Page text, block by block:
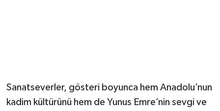
Sanatseverler, gösteri boyunca hem Anadolu’nun
kadim kültürünü hem de Yunus Emre’nin sevgi ve